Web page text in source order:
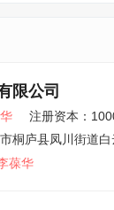
限公司
注册资本：
桐庐县凤川街道
葆华